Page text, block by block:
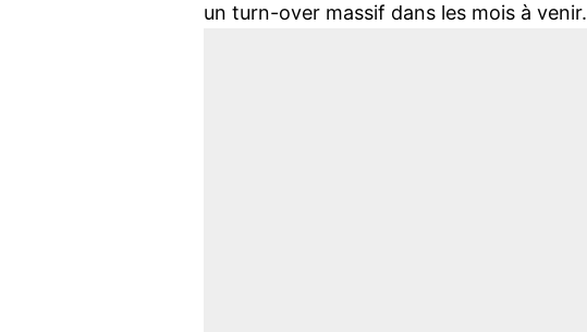
un turn-over massif dans les mois à venir.